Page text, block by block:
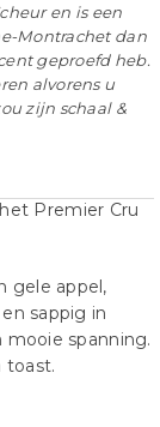
en is een
Montrachet dan
geproefd heb.
alvorens u
zijn schaal &
gele appel,
sappig in
spanning.
toast.